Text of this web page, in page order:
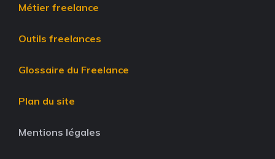
Métier freelance
Outils freelances
Glossaire du Freelance
Plan du site
Mentions légales